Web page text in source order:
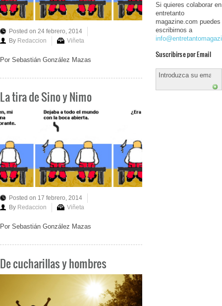
Posted on 24 febrero, 2014
By Redaccion Viñeta
Por Sebastián González Mazas
La tira de Sino y Nimo
Posted on 17 febrero, 2014
By Redaccion Viñeta
Por Sebastián González Mazas
De cucharillas y hombres
Si quieres colaborar en
entretanto
magazine.com puedes
escribirnos a
Suscribirse por Email